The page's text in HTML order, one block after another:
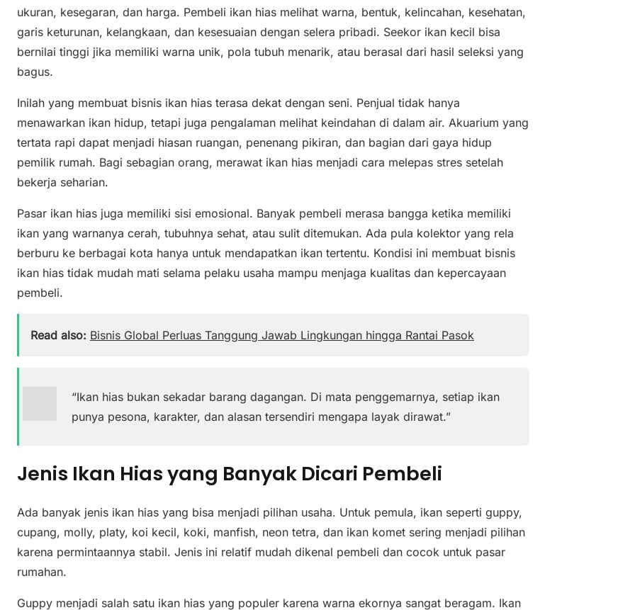
ukuran, kesegaran, dan harga. Pembeli ikan hias melihat warna, bentuk, kelincahan, kesehatan,
garis keturunan, kelangkaan, dan kesesuaian dengan selera pribadi. Seekor ikan kecil bisa
bernilai tinggi jika memiliki warna unik, pola tubuh menarik, atau berasal dari hasil seleksi yang
bagus.
Inilah yang membuat bisnis ikan hias terasa dekat dengan seni. Penjual tidak hanya
menawarkan ikan hidup, tetapi juga pengalaman melihat keindahan di dalam air. Akuarium yang
tertata rapi dapat menjadi hiasan ruangan, penenang pikiran, dan bagian dari gaya hidup
pemilik rumah. Bagi sebagian orang, merawat ikan hias menjadi cara melepas stres setelah
bekerja seharian.
Pasar ikan hias juga memiliki sisi emosional. Banyak pembeli merasa bangga ketika memiliki
ikan yang warnanya cerah, tubuhnya sehat, atau sulit ditemukan. Ada pula kolektor yang rela
berburu ke berbagai kota hanya untuk mendapatkan ikan tertentu. Kondisi ini membuat bisnis
ikan hias tidak mudah mati selama pelaku usaha mampu menjaga kualitas dan kepercayaan
pembeli.
Read also: Bisnis Global Perluas Tanggung Jawab Lingkungan hingga Rantai Pasok
“Ikan hias bukan sekadar barang dagangan. Di mata penggemarnya, setiap ikan
punya pesona, karakter, dan alasan tersendiri mengapa layak dirawat.”
Jenis Ikan Hias yang Banyak Dicari Pembeli
Ada banyak jenis ikan hias yang bisa menjadi pilihan usaha. Untuk pemula, ikan seperti guppy,
cupang, molly, platy, koi kecil, koki, manfish, neon tetra, dan ikan komet sering menjadi pilihan
karena permintaannya stabil. Jenis ini relatif mudah dikenal pembeli dan cocok untuk pasar
rumahan.
Guppy menjadi salah satu ikan hias yang populer karena warna ekornya sangat beragam. Ikan